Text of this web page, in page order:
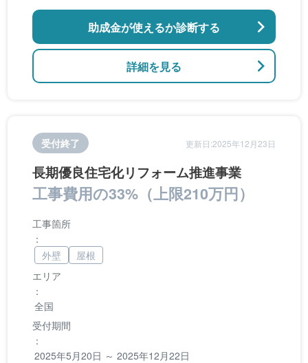
のバリアフリー改修
詳細を見る
助成金が使えるか診断する
受付終了 更新日:2025年12月23日
長期優良住宅化リフォーム推進事業
工事費用の33%（上限210万円）
エリア
：
全国
受付期間
：
2025年5月20日 ～ 2025年12月22日
工事箇所
：
外壁
屋根